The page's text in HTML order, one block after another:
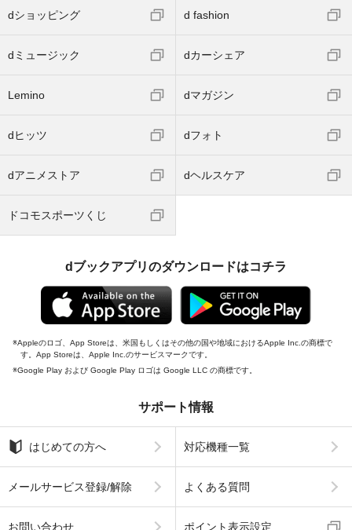
dショッピング d fashion
dミュージック dカーシェア
Lemino dマガジン
dヒッツ dフォト
dアニメストア dヘルスケア
ドコモスポーツくじ
dブックアプリのダウンロードはコチラ
Appleのロゴ、App Storeは、米国もしくはその他の国や地域におけるApple Inc.の商標で
す。App Storeは、Apple Inc.のサービスマークです。
Google Play および Google Play ロゴは Google LLC の商標です。
サポート情報
はじめての方へ 対応機種一覧
メールサービス登録/解除 よくある質問
お問い合わせ ポイント表示設定